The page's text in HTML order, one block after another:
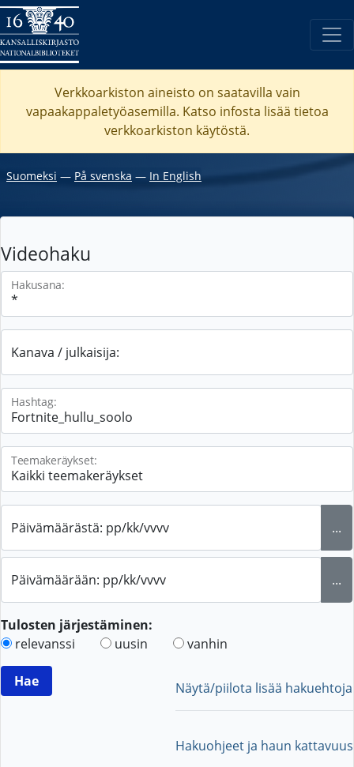
Verkkoarkiston aineisto on saatavilla vain
vapaakappaletyöasemilla. Katso infosta lisää tietoa
verkkoarkiston käytöstä.
Suomeksi ― På svenska ― In English
Videohaku
Hakusana:
Kanava / julkaisija:
Hashtag:
Teemakeräykset:
Päivämäärästä: pp/kk/vvvv ...
Päivämäärään: pp/kk/vvvv ...
Tulosten järjestäminen:
relevanssi
uusin vanhin
Näytä/piilota lisää hakuehtoja
Hakuohjeet ja haun kattavuus